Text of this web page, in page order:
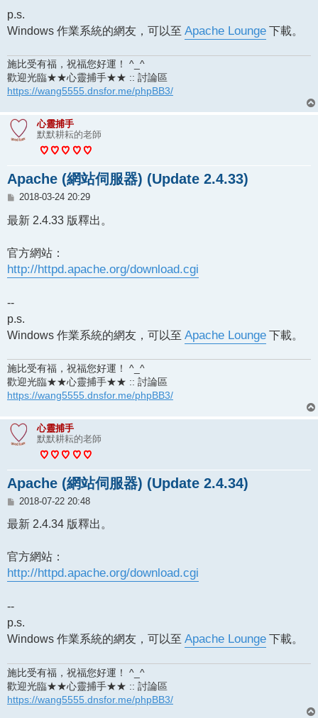
p.s.
Windows 作業系統的網友，可以至 Apache Lounge 下載。
施比受有福，祝福您好運！ ^_^
歡迎光臨★★心靈捕手★★ :: 討論區
https://wang5555.dnsfor.me/phpBB3/
心靈捕手
默默耕耘的老師
Apache (網站伺服器) (Update 2.4.33)
文
2018-03-24 20:29
最新 2.4.33 版釋出。
官方網站：
http://httpd.apache.org/download.cgi
--
p.s.
Windows 作業系統的網友，可以至 Apache Lounge 下載。
施比受有福，祝福您好運！ ^_^
歡迎光臨★★心靈捕手★★ :: 討論區
https://wang5555.dnsfor.me/phpBB3/
心靈捕手
默默耕耘的老師
Apache (網站伺服器) (Update 2.4.34)
文
2018-07-22 20:48
最新 2.4.34 版釋出。
官方網站：
http://httpd.apache.org/download.cgi
--
p.s.
Windows 作業系統的網友，可以至 Apache Lounge 下載。
施比受有福，祝福您好運！ ^_^
歡迎光臨★★心靈捕手★★ :: 討論區
https://wang5555.dnsfor.me/phpBB3/